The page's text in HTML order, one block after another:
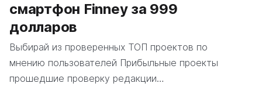
смартфон Finney за 999
долларов
Выбирай из проверенных ТОП проектов по
мнению пользователей Прибыльные проекты
прошедшие проверку редакции…